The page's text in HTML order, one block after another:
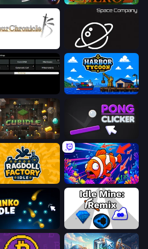
Idle X Incremental Epic Hero 2
Space Company
Harbor Tycoon
Pong Clicker
Factory Idle Fish Catch Idle
Idle Idle Mine: Remix